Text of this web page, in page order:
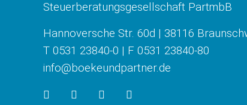
Steuerberatungsgesellschaft PartmbB
Hannoversche Str. 60d | 38116
T 0531 23840-0 | F 0531 23840-80
info@boekeundpartner.de